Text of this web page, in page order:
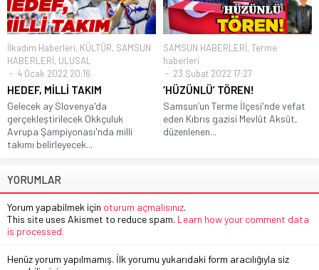
İlkadım Haberleri, KÜLTÜR, SAMSUN
HABERLERİ, ULUSAL
4 Ocak 2022 20:16
HEDEF, MİLLİ TAKIM
Gelecek ay Slovenya'da
gerçekleştirilecek Okkçuluk
Avrupa Şampiyonası'nda milli
takımı belirleyecek...
SAMSUN HABERLERİ, Terme
haberleri
23 Şubat 2022 17:27
‘HÜZÜNLÜ’ TÖREN!
Samsun’un Terme İlçesi'nde vefat
eden Kıbrıs gazisi Mevlüt Aksüt,
düzenlenen...
YORUMLAR
Yorum yapabilmek için oturum açmalısınız.
This site uses Akismet to reduce spam. Learn how your comment data
is processed.
Henüz yorum yapılmamış. İlk yorumu yukarıdaki form aracılığıyla siz